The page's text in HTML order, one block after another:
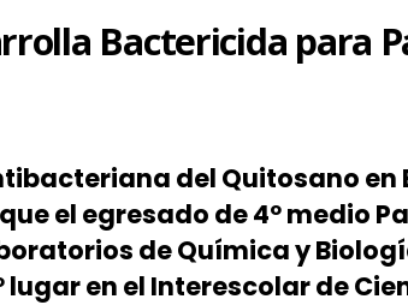
Bactericida para
del Quitosano
el egresado de 4º medio
de Química y
en el Interescolar de